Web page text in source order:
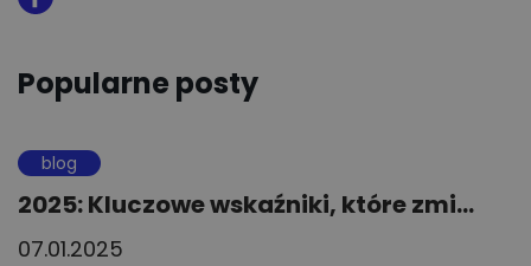
Popularne posty
blog
2025: Kluczowe wskaźniki, które zmi...
07.01.2025